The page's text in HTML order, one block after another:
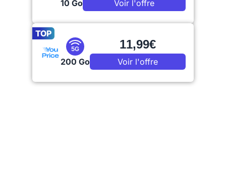
10 Go Voir l'offre
TOP
5G
200 Go
11,99€
Voir l'offre